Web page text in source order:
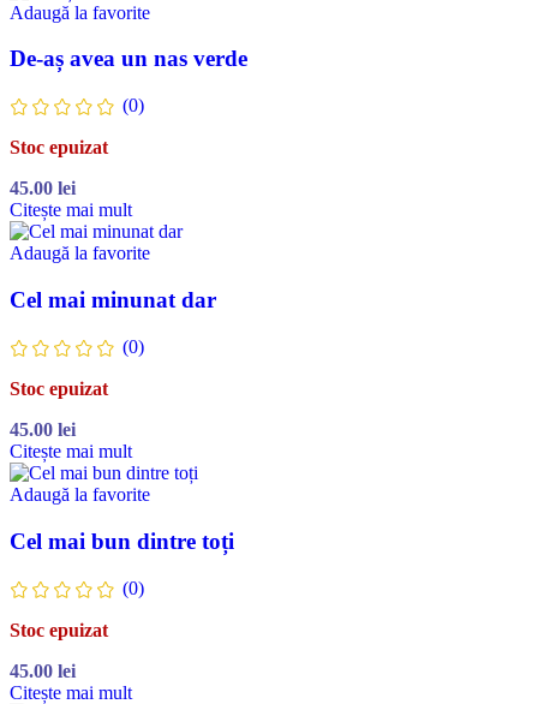
Adaugă la favorite
De-aș avea un nas verde
(0)
Stoc epuizat
45.00 lei
Citește mai mult
Adaugă la favorite
Cel mai minunat dar
(0)
Stoc epuizat
45.00 lei
Citește mai mult
Adaugă la favorite
Cel mai bun dintre toți
(0)
Stoc epuizat
45.00 lei
Citește mai mult